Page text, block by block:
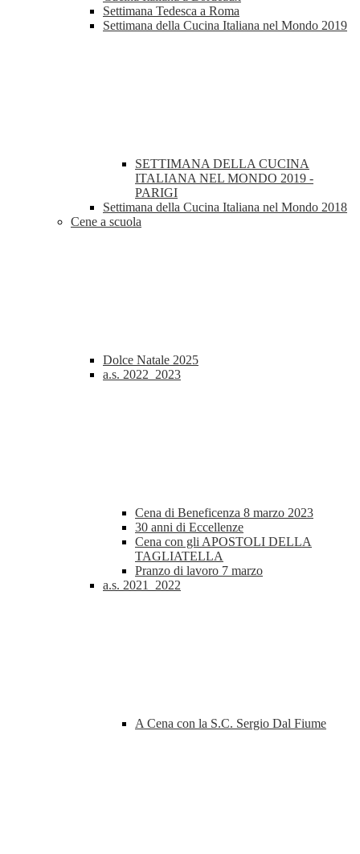
Settimana Tedesca a Roma
Settimana della Cucina Italiana nel Mondo 2019
SETTIMANA DELLA CUCINA
ITALIANA NEL MONDO 2019 -
PARIGI
Settimana della Cucina Italiana nel Mondo 2018
Cene a scuola
Dolce Natale 2025
a.s. 2022_2023
Cena di Beneficenza 8 marzo 2023
30 anni di Eccellenze
Cena con gli APOSTOLI DELLA
TAGLIATELLA
Pranzo di lavoro 7 marzo
a.s. 2021_2022
A Cena con la S.C. Sergio Dal Fiume